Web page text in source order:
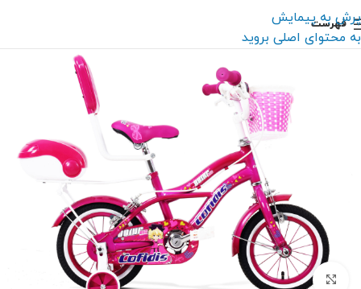
پرش به پیمایش
به محتوای اصلی بروید
فهرست
بزرگنمایی تصویر